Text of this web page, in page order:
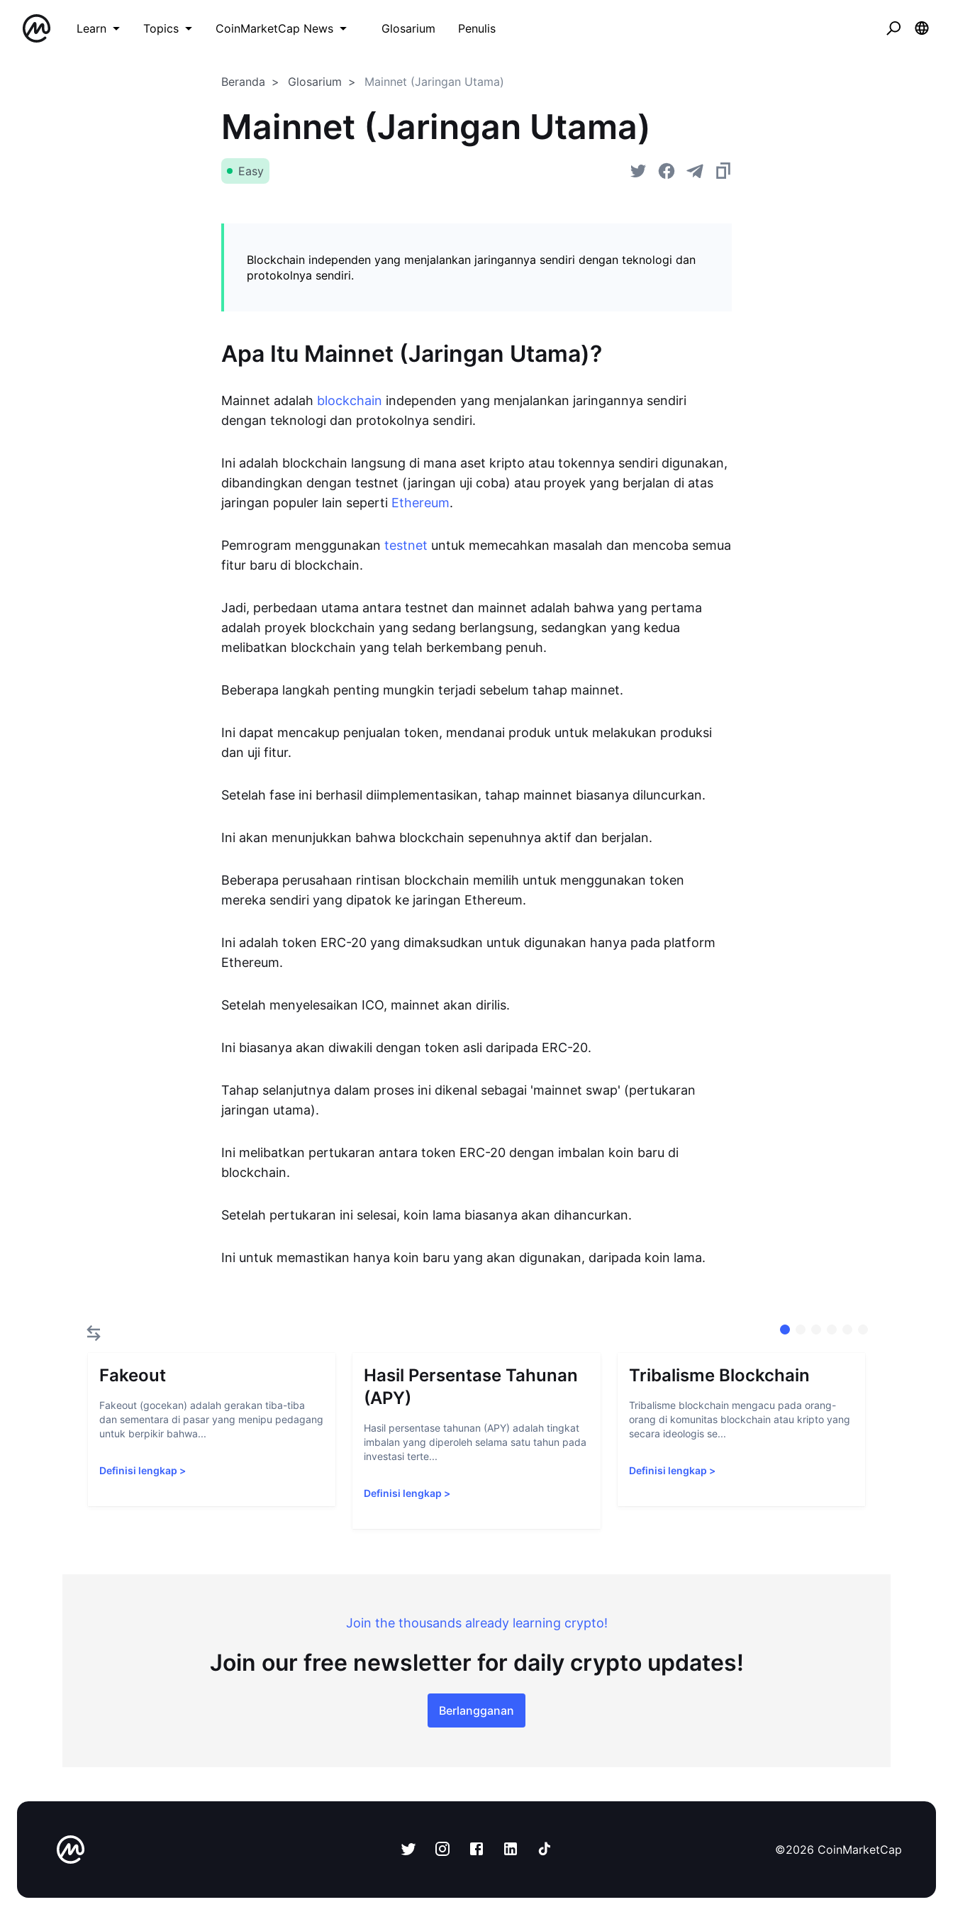
Learn Topics CoinMarketCap News Glosarium Penulis
Beranda Glosarium Mainnet (Jaringan Utama)
Mainnet (Jaringan Utama)
Easy
Blockchain independen yang menjalankan jaringannya sendiri dengan teknologi dan
protokolnya sendiri.
Apa Itu Mainnet (Jaringan Utama)?
Mainnet adalah blockchain independen yang menjalankan jaringannya sendiri
dengan teknologi dan protokolnya sendiri.
Ini adalah blockchain langsung di mana aset kripto atau tokennya sendiri digunakan,
dibandingkan dengan testnet (jaringan uji coba) atau proyek yang berjalan di atas
jaringan populer lain seperti Ethereum.
Pemrogram menggunakan testnet untuk memecahkan masalah dan mencoba semua
fitur baru di blockchain.
Jadi, perbedaan utama antara testnet dan mainnet adalah bahwa yang pertama
adalah proyek blockchain yang sedang berlangsung, sedangkan yang kedua
melibatkan blockchain yang telah berkembang penuh.
Beberapa langkah penting mungkin terjadi sebelum tahap mainnet.
Ini dapat mencakup penjualan token, mendanai produk untuk melakukan produksi
dan uji fitur.
Setelah fase ini berhasil diimplementasikan, tahap mainnet biasanya diluncurkan.
Ini akan menunjukkan bahwa blockchain sepenuhnya aktif dan berjalan.
Beberapa perusahaan rintisan blockchain memilih untuk menggunakan token
mereka sendiri yang dipatok ke jaringan Ethereum.
Ini adalah token ERC-20 yang dimaksudkan untuk digunakan hanya pada platform
Ethereum.
Setelah menyelesaikan ICO, mainnet akan dirilis.
Ini biasanya akan diwakili dengan token asli daripada ERC-20.
Tahap selanjutnya dalam proses ini dikenal sebagai 'mainnet swap' (pertukaran
jaringan utama).
Ini melibatkan pertukaran antara token ERC-20 dengan imbalan koin baru di
blockchain.
Setelah pertukaran ini selesai, koin lama biasanya akan dihancurkan.
Ini untuk memastikan hanya koin baru yang akan digunakan, daripada koin lama.
Fakeout
Fakeout (gocekan) adalah gerakan tiba-tiba
dan sementara di pasar yang menipu pedagang
untuk berpikir bahwa...
Definisi lengkap >
Hasil Persentase Tahunan
(APY)
Hasil persentase tahunan (APY) adalah tingkat
imbalan yang diperoleh selama satu tahun pada
investasi terte...
Definisi lengkap >
Tribalisme Blockchain
Tribalisme blockchain mengacu pada orang-
orang di komunitas blockchain atau kripto yang
secara ideologis se...
Definisi lengkap >
Join the thousands already learning crypto!
Join our free newsletter for daily crypto updates!
Berlangganan
©2026 CoinMarketCap